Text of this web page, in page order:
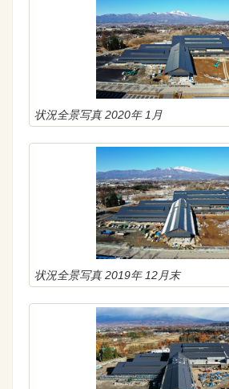
ォームのリンクを貼りました。
2018年12月06日
施設概要をお知らせします。
2018年12月02日
ウエブバンを開設しました。これから
状況全景写真 2020年 1月
状況全景写真 2019年 12月末